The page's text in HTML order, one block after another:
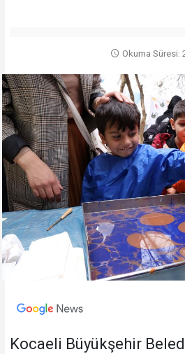
Okuma Süresi:
Kocaeli Büyükşehir